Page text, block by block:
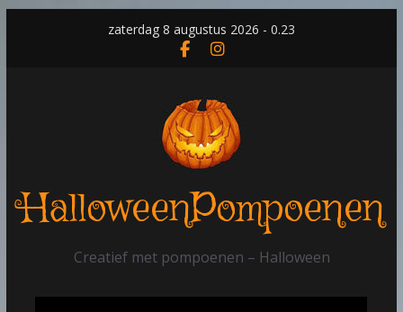
zaterdag 8 augustus 2026 - 0.23
HalloweenPompoenen
Creatief met pompoenen – Halloween